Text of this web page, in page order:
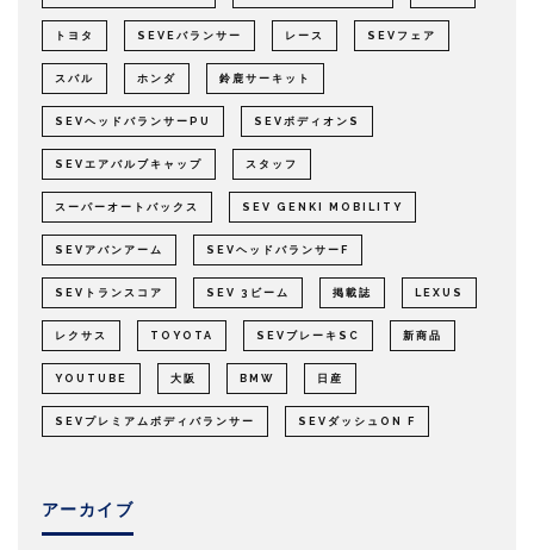
トヨタ SEVEバランサー レース SEVフェア
スバル ホンダ 鈴鹿サーキット
SEVヘッドバランサーPU SEVボディオンS
SEVエアバルブキャップ スタッフ
スーパーオートバックス SEV GENKI MOBILITY
SEVアバンアーム SEVヘッドバランサーF
SEVトランスコア SEV 3ビーム 掲載誌 LEXUS
レクサス TOYOTA SEVブレーキSC 新商品
YOUTUBE 大阪 BMW 日産
SEVプレミアムボディバランサー SEVダッシュON F
アーカイブ